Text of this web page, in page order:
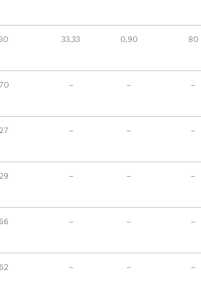
33,33 0,90 80
70 – – –
27 – – –
29 – – –
66 – – –
62 – – –